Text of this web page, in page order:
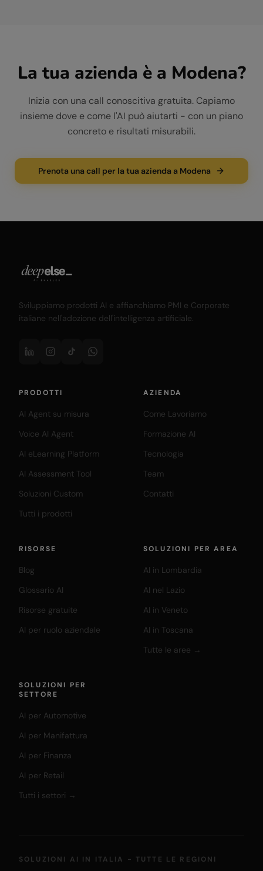
La tua azienda è a Modena?
Inizia con una call conoscitiva gratuita. Capiamo
insieme dove e come l'AI può aiutarti - con un piano
concreto e risultati misurabili.
Prenota una call per la tua azienda a Modena
Sviluppiamo prodotti AI e affianchiamo PMI e Corporate
italiane nell'adozione dell'intelligenza artificiale.
PRODOTTI
AI Agent su misura
Voice AI Agent
AI eLearning Platform
AI Assessment Tool
Soluzioni Custom
Tutti i prodotti
AZIENDA
Come Lavoriamo
Formazione AI
Tecnologia
Team
Contatti
RISORSE
Blog
Glossario AI
Risorse gratuite
AI per ruolo aziendale
SOLUZIONI PER AREA
AI in Lombardia
AI nel Lazio
AI in Veneto
AI in Toscana
Tutte le aree →
SOLUZIONI PER
SETTORE
AI per Automotive
AI per Manifattura
AI per Finanza
AI per Retail
Tutti i settori →
SOLUZIONI AI IN ITALIA - TUTTE LE REGIONI